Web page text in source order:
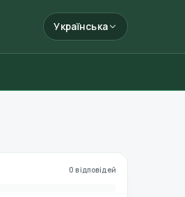
Українська
0 відповідей